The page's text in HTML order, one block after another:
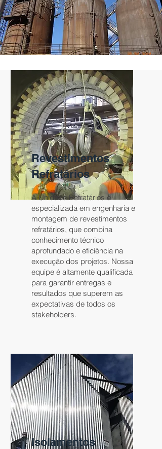
Revestimentos
Refratários
​A Unidade Refratários é
especializada em engenharia e
montagem de revestimentos
refratários, que combina
conhecimento técnico
aprofundado e eficiência na
execução dos projetos. Nossa
equipe é altamente qualificada
para garantir entregas e
resultados que superem as
expectativas de todos os
stakeholders.
Isolamentos